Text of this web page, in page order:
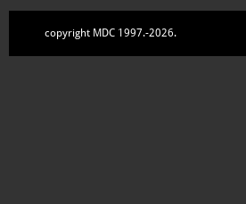
copyright MDC 1997.-2026.